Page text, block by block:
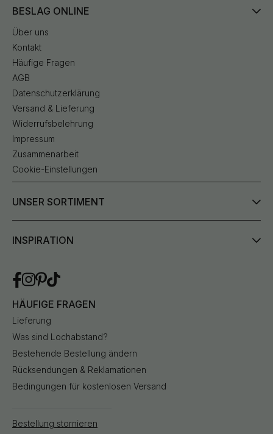
BESLAG ONLINE
Über uns
Kontakt
Häufige Fragen
AGB
Datenschutzerklärung
Versand & Lieferung
Widerrufsbelehrung
Impressum
Zusammenarbeit
Cookie-Einstellungen
UNSER SORTIMENT
INSPIRATION
HÄUFIGE FRAGEN
Lieferung
Was sind Lochabstand?
Bestehende Bestellung ändern
Rücksendungen & Reklamationen
Bedingungen für kostenlosen Versand
Bestellung stornieren